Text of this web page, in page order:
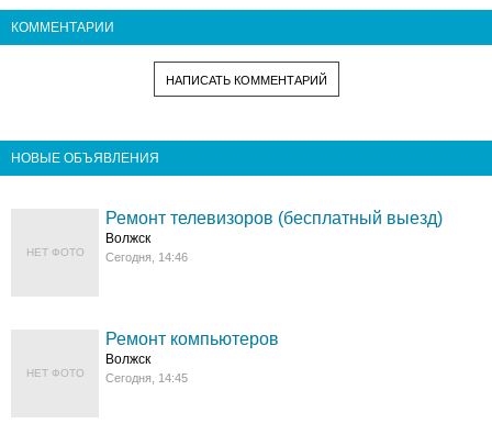
КОММЕНТАРИИ
НАПИСАТЬ КОММЕНТАРИЙ
НОВЫЕ ОБЪЯВЛЕНИЯ
НЕТ ФОТО
Ремонт телевизоров (бесплатный выезд)
Волжск
Сегодня, 14:46
НЕТ ФОТО
Ремонт компьютеров
Волжск
Сегодня, 14:45